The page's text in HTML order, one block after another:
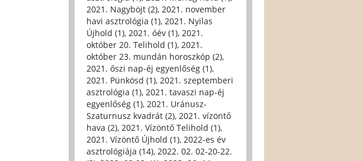
2021. Nagyböjt (2), 2021. november
havi asztrológia (1), 2021. Nyilas
Újhold (1), 2021. óév (1), 2021.
október 20. Telihold (1), 2021.
október 23. mundán horoszkóp (2),
2021. őszi nap-éj egyenlőség (1),
2021. Pünkösd (1), 2021. szeptemberi
asztrológia (1), 2021. tavaszi nap-éj
egyenlőség (1), 2021. Uránusz-
Szaturnusz kvadrát (2), 2021. vízöntő
hava (2), 2021. Vízöntő Telihold (1),
2021. Vízöntő Újhold (1), 2022-es év
asztrológiája (14), 2022. 02. 02-20-22.